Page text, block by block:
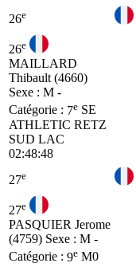
26e
26e
MAILLARD
Thibault (4660)
Sexe : M -
Catégorie : 7e SE
ATHLETIC RETZ
SUD LAC
02:48:48
27e
27e
PASQUIER Jerome
(4759) Sexe : M -
Catégorie : 9e M0